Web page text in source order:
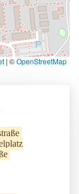
| ©OpenStreetMap